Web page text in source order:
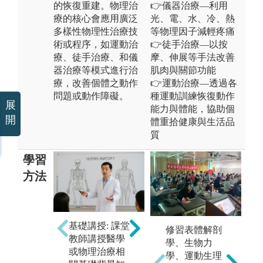
的恢復重建。物理治
療的核心會應用廣泛
多樣性物理性治療技
術或程序，如運動治
療、徒手治療、和儀
器治療等模式進行治
療，改善個體之動作
問題或動作障礙。
👉儀器治療—利用
光、電、水、冷、熱
等物理因子減輕疼痛
👉徒手治療—以按
摩、伸展等手法改善
肌肉與關節功能
👉運動治療—透過各
種運動訓練恢復動作
能力與體能，協助個
體重拾健康與生活品
質
學習
方法
基礎講授: 課堂
教師講授醫學
或物理治療相
技術練習：學
習操作練習各
種評估與治療
修習表體解剖
學、生物力
學、運動生理
展
開